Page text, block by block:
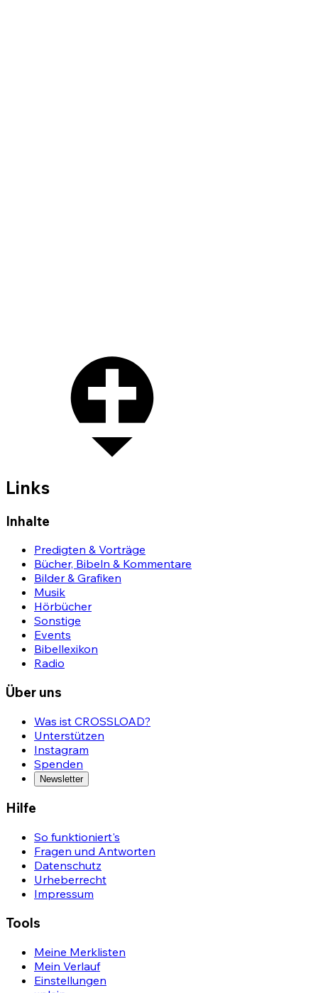
Links
Inhalte
Predigten & Vorträge
Bücher, Bibeln & Kommentare
Bilder & Grafiken
Musik
Hörbücher
Sonstige
Events
Bibellexikon
Radio
Über uns
Was ist CROSSLOAD?
Unterstützen
Instagram
Spenden
Newsletter
Hilfe
So funktioniert's
Fragen und Antworten
Datenschutz
Urheberrecht
Impressum
Tools
Meine Merklisten
Mein Verlauf
Einstellungen